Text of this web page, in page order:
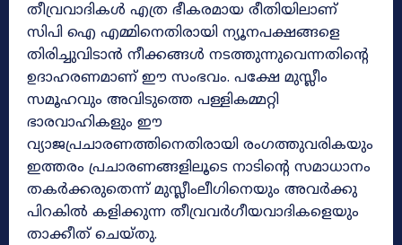
തീവ്രവാദികൾ എത്ര ഭീകരമായ രീതിയിലാണ്
സിപി ഐ എമ്മിനെതിരായി ന്യൂനപക്ഷങ്ങളെ
തിരിച്ചുവിടാൻ നീക്കങ്ങൾ നടത്തുന്നുവെന്നതിന്റെ
ഉദാഹരണമാണ് ഈ സംഭവം. പക്ഷേ മുസ്ലീം
സമൂഹവും അവിടുത്തെ പള്ളികമ്മറ്റി
ഭാരവാഹികളും ഈ
വ്യാജപ്രചാരണത്തിനെതിരായി രംഗത്തുവരികയും
ഇത്തരം പ്രചാരണങ്ങളിലൂടെ നാടിന്റെ സമാധാനം
തകർക്കരുതെന്ന് മുസ്ലീംലീഗിനെയും അവർക്കു
പിറകിൽ കളിക്കുന്ന തീവ്രവർഗീയവാദികളെയും
താക്കീത് ചെയ്തു.